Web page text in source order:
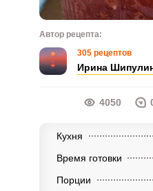
Автор рецепта:
305 рецептов
Ирина
4050
Кухня
Время готовки
Порции